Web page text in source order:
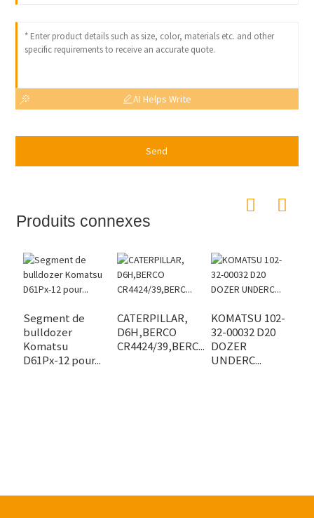
AI Helps Write
Send
Produits connexes
Segment de
bulldozer
Komatsu
D61Px-12 pour...
CATERPILLAR,
D6H,BERCO
CR4424/39,BERC...
KOMATSU 102-
32-00032 D20
DOZER
UNDERC...